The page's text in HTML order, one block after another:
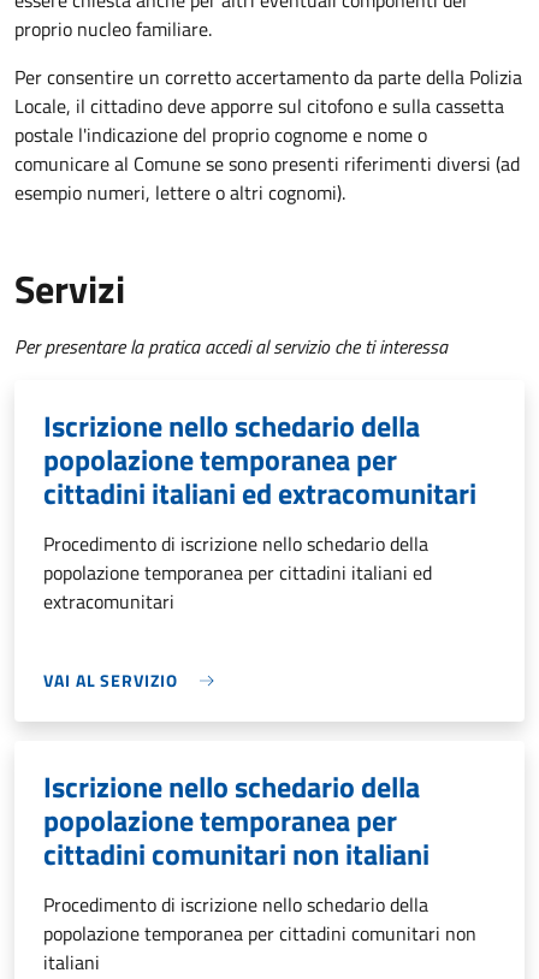
proprio nucleo familiare.
Per consentire un corretto accertamento da parte della Polizia
Locale, il cittadino deve apporre sul citofono e sulla cassetta
postale l'indicazione del proprio cognome e nome o
comunicare al Comune se sono presenti riferimenti diversi (ad
esempio numeri, lettere o altri cognomi).
Servizi
Per presentare la pratica accedi al servizio che ti interessa
Iscrizione nello schedario della
popolazione temporanea per
cittadini italiani ed extracomunitari
Procedimento di iscrizione nello schedario della
popolazione temporanea per cittadini italiani ed
extracomunitari
VAI AL SERVIZIO
Iscrizione nello schedario della
popolazione temporanea per
cittadini comunitari non italiani
Procedimento di iscrizione nello schedario della
popolazione temporanea per cittadini comunitari non
italiani